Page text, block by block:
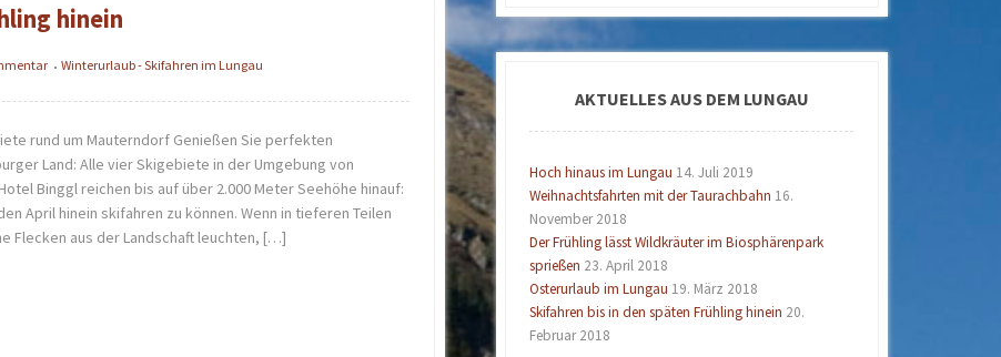
hinein
• Winterurlaub - Skifahren im Lungau
rund um Mauterndorf Genießen Sie perfekten
Land: Alle vier Skigebiete in der Umgebung von
Binggl reichen bis auf über 2.000 Meter Seehöhe hinauf:
April hinein skifahren zu können. Wenn in tieferen Teilen
Flecken aus der Landschaft leuchten, […]
AKTUELLES AUS DEM LUNGAU
Hoch hinaus im Lungau 14. Juli 2019
Weihnachtsfahrten mit der Taurachbahn 16.
November 2018
Der Frühling lässt Wildkräuter im Biosphärenpark
sprießen 23. April 2018
Osterurlaub im Lungau 19. März 2018
Skifahren bis in den späten Frühling hinein 20.
Februar 2018